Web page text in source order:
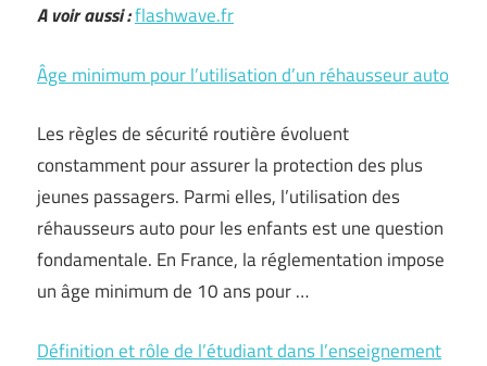
A voir aussi :flashwave.fr
Âge minimum pour l’utilisation d’un réhausseur auto
Les règles de sécurité routière évoluent
constamment pour assurer la protection des plus
jeunes passagers. Parmi elles, l’utilisation des
réhausseurs auto pour les enfants est une question
fondamentale. En France, la réglementation impose
un âge minimum de 10 ans pour …
Définition et rôle de l’étudiant dans l’enseignement